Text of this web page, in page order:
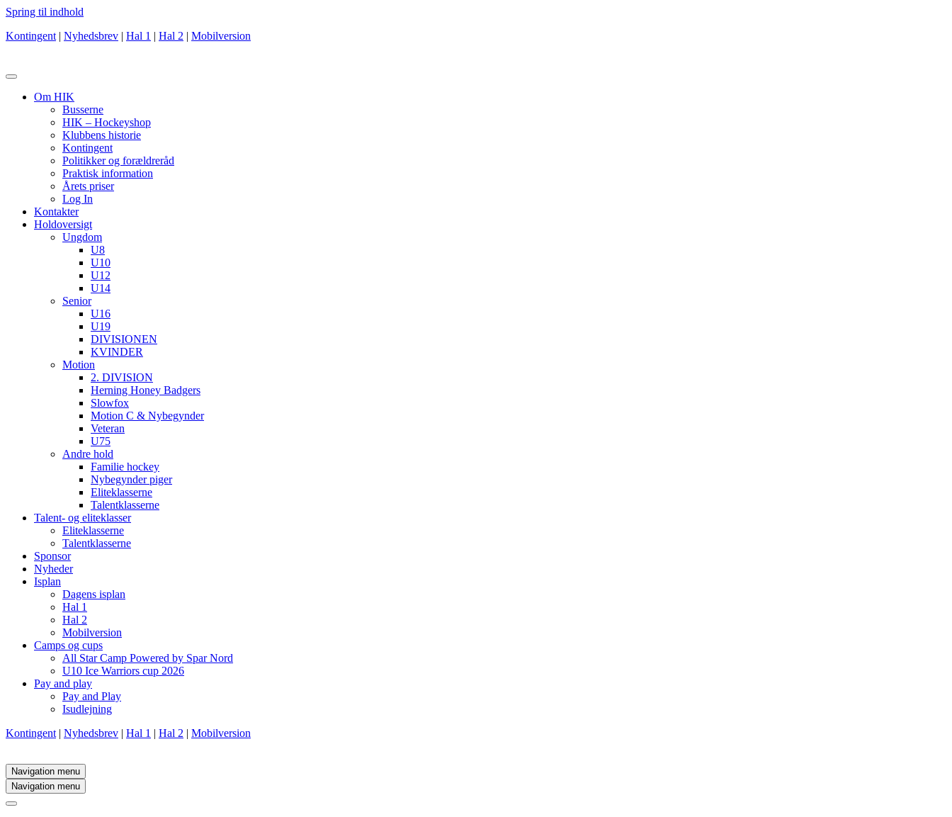
Spring til indhold
Kontingent | Nyhedsbrev | Hal 1 | Hal 2 | Mobilversion
Om HIK
Busserne
HIK – Hockeyshop
Klubbens historie
Kontingent
Politikker og forældreråd
Praktisk information
Årets priser
Log In
Kontakter
Holdoversigt
Ungdom
U8
U10
U12
U14
Senior
U16
U19
DIVISIONEN
KVINDER
Motion
2. DIVISION
Herning Honey Badgers
Slowfox
Motion C & Nybegynder
Veteran
U75
Andre hold
Familie hockey
Nybegynder piger
Eliteklasserne
Talentklasserne
Talent- og eliteklasser
Eliteklasserne
Talentklasserne
Sponsor
Nyheder
Isplan
Dagens isplan
Hal 1
Hal 2
Mobilversion
Camps og cups
All Star Camp Powered by Spar Nord
U10 Ice Warriors cup 2026
Pay and play
Pay and Play
Isudlejning
Kontingent | Nyhedsbrev | Hal 1 | Hal 2 | Mobilversion
Navigation menu
Navigation menu